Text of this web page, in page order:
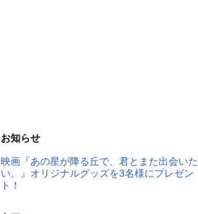
お知らせ
映画『あの星が降る丘で、君とまた出会いた
い。』オリジナルグッズを3名様にプレゼン
ト！